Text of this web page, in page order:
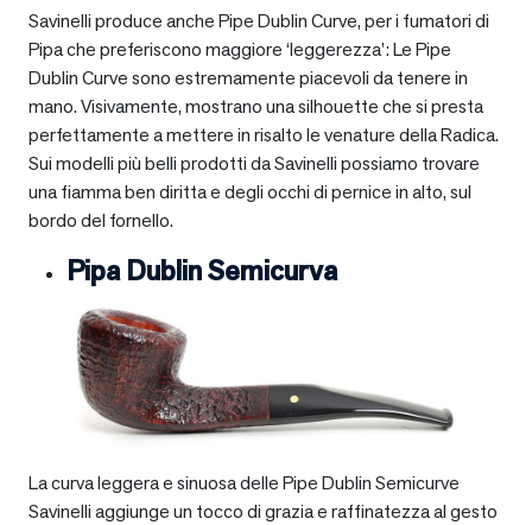
Savinelli produce anche Pipe Dublin Curve, per i fumatori di
Pipa che preferiscono maggiore ‘leggerezza’: Le Pipe
Dublin Curve sono estremamente piacevoli da tenere in
mano. Visivamente, mostrano una silhouette che si presta
perfettamente a mettere in risalto le venature della Radica.
Sui modelli più belli prodotti da Savinelli possiamo trovare
una fiamma ben diritta e degli occhi di pernice in alto, sul
bordo del fornello.
Pipa Dublin Semicurva
La curva leggera e sinuosa delle Pipe Dublin Semicurve
Savinelli aggiunge un tocco di grazia e raffinatezza al gesto